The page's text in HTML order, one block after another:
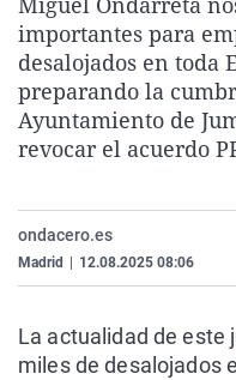
importantes para
desalojados en toda
preparando la
Ayuntamiento de
revocar el acuerdo
ondacero.es
Madrid 12.08.2025 08:06
La actualidad de este
miles de desalojados